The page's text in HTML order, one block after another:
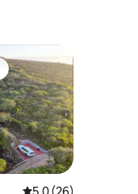
Calificación
5.0 (26)